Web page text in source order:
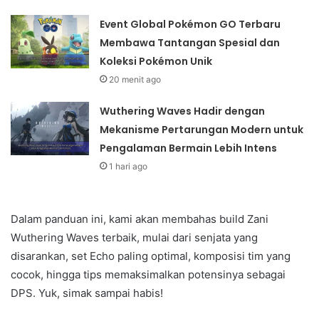
Event Global Pokémon GO Terbaru
Membawa Tantangan Spesial dan
Koleksi Pokémon Unik
20 menit ago
Wuthering Waves Hadir dengan
Mekanisme Pertarungan Modern untuk
Pengalaman Bermain Lebih Intens
1 hari ago
Dalam panduan ini, kami akan membahas build Zani
Wuthering Waves terbaik, mulai dari senjata yang
disarankan, set Echo paling optimal, komposisi tim yang
cocok, hingga tips memaksimalkan potensinya sebagai
DPS. Yuk, simak sampai habis!